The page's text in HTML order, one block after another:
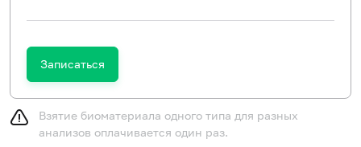
Записаться
Взятие биоматериала одного типа для разных
анализов оплачивается один раз.